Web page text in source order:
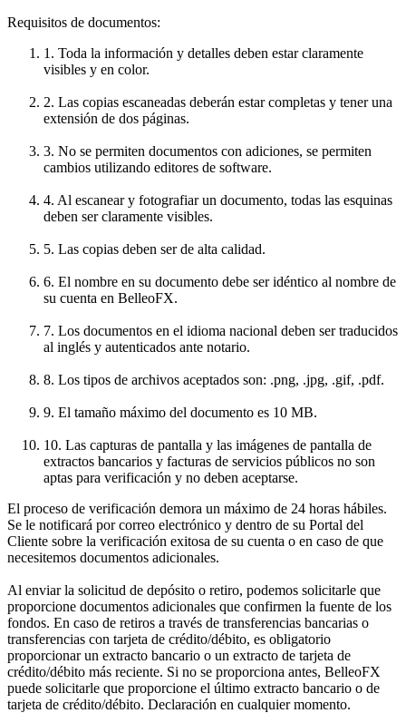
Requisitos de documentos:
1. Toda la información y detalles deben estar claramente
visibles y en color.
2. Las copias escaneadas deberán estar completas y tener una
extensión de dos páginas.
3. No se permiten documentos con adiciones, se permiten
cambios utilizando editores de software.
4. Al escanear y fotografiar un documento, todas las esquinas
deben ser claramente visibles.
5. Las copias deben ser de alta calidad.
6. El nombre en su documento debe ser idéntico al nombre de
su cuenta en BelleoFX.
7. Los documentos en el idioma nacional deben ser traducidos
al inglés y autenticados ante notario.
8. Los tipos de archivos aceptados son: .png, .jpg, .gif, .pdf.
9. El tamaño máximo del documento es 10 MB.
10. Las capturas de pantalla y las imágenes de pantalla de
extractos bancarios y facturas de servicios públicos no son
aptas para verificación y no deben aceptarse.
El proceso de verificación demora un máximo de 24 horas hábiles.
Se le notificará por correo electrónico y dentro de su Portal del
Cliente sobre la verificación exitosa de su cuenta o en caso de que
necesitemos documentos adicionales.
Al enviar la solicitud de depósito o retiro, podemos solicitarle que
proporcione documentos adicionales que confirmen la fuente de los
fondos. En caso de retiros a través de transferencias bancarias o
transferencias con tarjeta de crédito/débito, es obligatorio
proporcionar un extracto bancario o un extracto de tarjeta de
crédito/débito más reciente. Si no se proporciona antes, BelleoFX
puede solicitarle que proporcione el último extracto bancario o de
tarjeta de crédito/débito. Declaración en cualquier momento.